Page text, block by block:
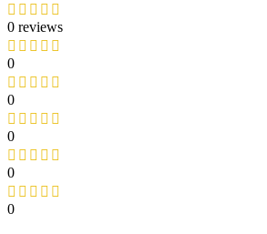
0 reviews
0
0
0
0
0